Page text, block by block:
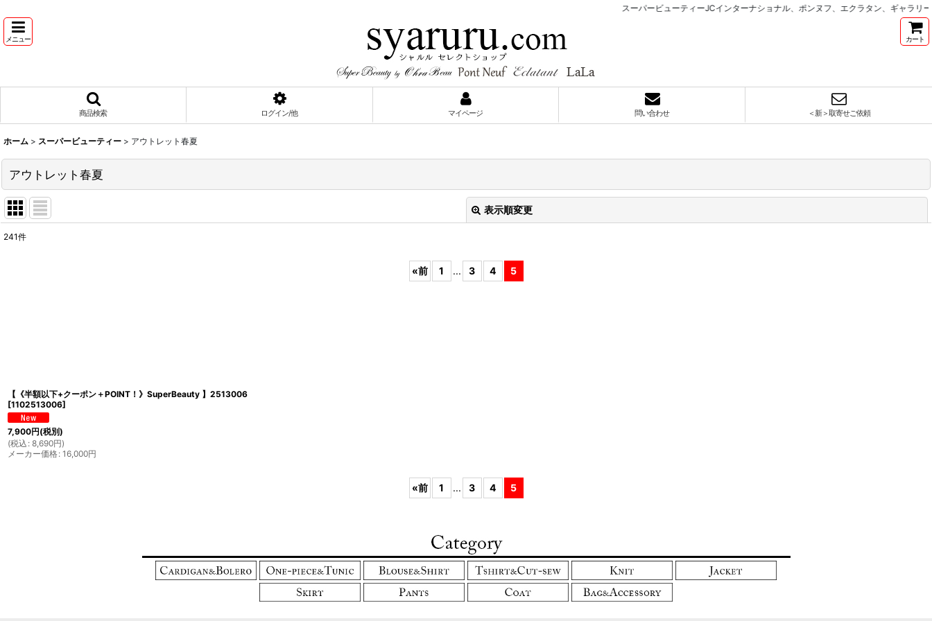
スーパービューティーJCインターナショナル、ポンヌフ、エクラタン、ギャラリー
メニュー カート
商品検索 ログイン/他 マイページ 問い合わせ ＜新＞取寄せご依頼
ホーム > スーパービューティー > アウトレット春夏
アウトレット春夏
表示順変更
241件
«前 1 ... 3 4 5
【《半額以下+クーポン＋POINT！》SuperBeauty 】2513006
[1102513006]
7,900円(税別)
(税込 : 8,690円)
メーカー価格: 16,000円
«前 1 ... 3 4 5